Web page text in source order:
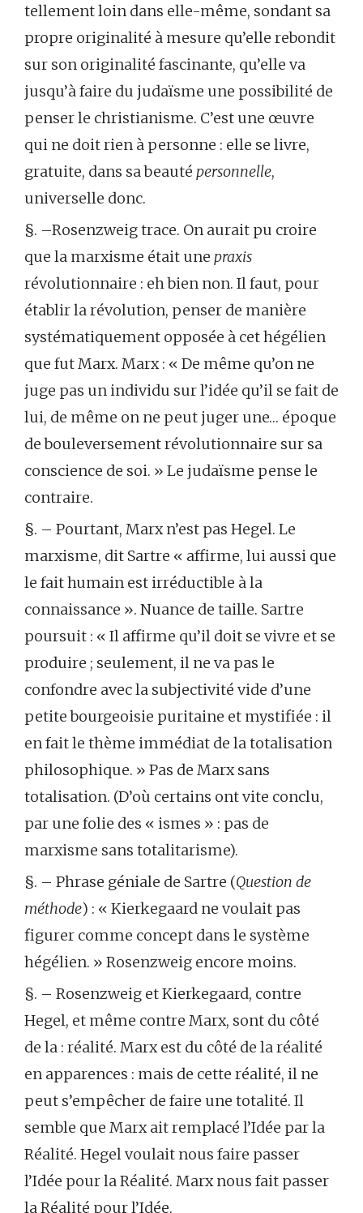
tellement loin dans elle-même, sondant sa
propre originalité à mesure qu’elle rebondit
sur son originalité fascinante, qu’elle va
jusqu’à faire du judaïsme une possibilité de
penser le christianisme. C’est une œuvre
qui ne doit rien à personne : elle se livre,
gratuite, dans sa beauté personnelle,
universelle donc.
§. –Rosenzweig trace. On aurait pu croire
que la marxisme était une praxis
révolutionnaire : eh bien non. Il faut, pour
établir la révolution, penser de manière
systématiquement opposée à cet hégélien
que fut Marx. Marx : « De même qu’on ne
juge pas un individu sur l’idée qu’il se fait de
lui, de même on ne peut juger une… époque
de bouleversement révolutionnaire sur sa
conscience de soi. » Le judaïsme pense le
contraire.
§. – Pourtant, Marx n’est pas Hegel. Le
marxisme, dit Sartre « affirme, lui aussi que
le fait humain est irréductible à la
connaissance ». Nuance de taille. Sartre
poursuit : « Il affirme qu’il doit se vivre et se
produire ; seulement, il ne va pas le
confondre avec la subjectivité vide d’une
petite bourgeoisie puritaine et mystifiée : il
en fait le thème immédiat de la totalisation
philosophique. » Pas de Marx sans
totalisation. (D’où certains ont vite conclu,
par une folie des « ismes » : pas de
marxisme sans totalitarisme).
§. – Phrase géniale de Sartre (Question de
méthode) : « Kierkegaard ne voulait pas
figurer comme concept dans le système
hégélien. » Rosenzweig encore moins.
§. – Rosenzweig et Kierkegaard, contre
Hegel, et même contre Marx, sont du côté
de la : réalité. Marx est du côté de la réalité
en apparences : mais de cette réalité, il ne
peut s’empêcher de faire une totalité. Il
semble que Marx ait remplacé l’Idée par la
Réalité. Hegel voulait nous faire passer
l’Idée pour la Réalité. Marx nous fait passer
la Réalité pour l’Idée.